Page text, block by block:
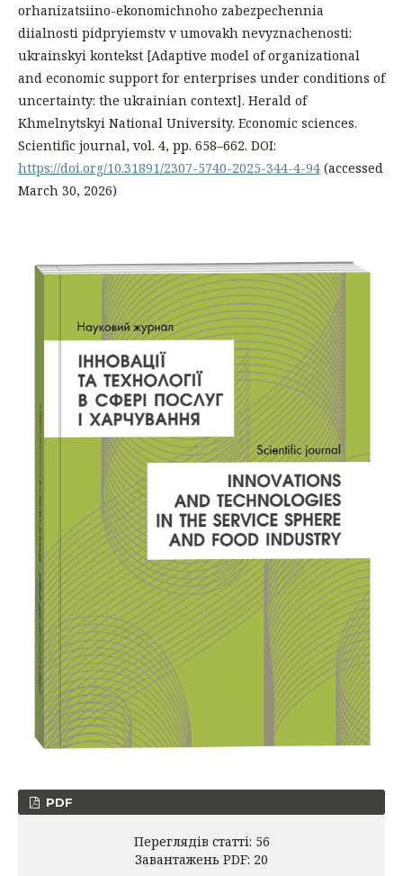
orhanizatsiino-ekonomichnoho zabezpechennia
diialnosti pidpryiemstv v umovakh nevyznachenosti:
ukrainskyi kontekst [Adaptive model of organizational
and economic support for enterprises under conditions of
uncertainty: the ukrainian context]. Herald of
Khmelnytskyi National University. Economic sciences.
Scientific journal, vol. 4, рр. 658–662. DOI:
https://doi.org/10.31891/2307-5740-2025-344-4-94 (accessed
March 30, 2026)
PDF
Переглядів статті: 56
Завантажень PDF: 20